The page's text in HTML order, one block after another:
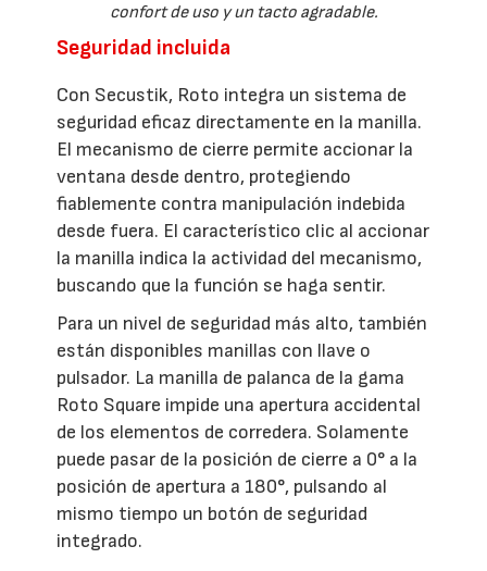
confort de uso y un tacto agradable.
Seguridad incluida
Con Secustik, Roto integra un sistema de
seguridad eficaz directamente en la manilla.
El mecanismo de cierre permite accionar la
ventana desde dentro, protegiendo
fiablemente contra manipulación indebida
desde fuera. El característico clic al accionar
la manilla indica la actividad del mecanismo,
buscando que la función se haga sentir.
Para un nivel de seguridad más alto, también
están disponibles manillas con llave o
pulsador. La manilla de palanca de la gama
Roto Square impide una apertura accidental
de los elementos de corredera. Solamente
puede pasar de la posición de cierre a 0° a la
posición de apertura a 180°, pulsando al
mismo tiempo un botón de seguridad
integrado.